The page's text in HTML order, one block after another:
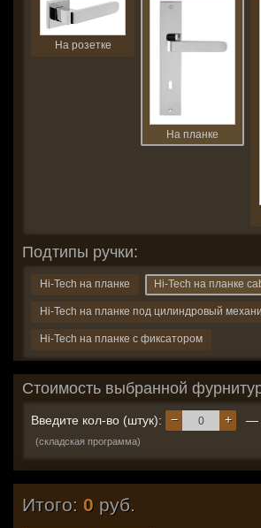
На розетке
На планке
Подтипы ручки:
Hi-Tech на планке Hi-Tech на планке
Hi-Tech на планке под цилиндровый
Hi-Tech на планке с фиксатором
Стоимость выбранной
Введите кол-во (штук): +
− —
(складская программа)
Итого: 0 руб.